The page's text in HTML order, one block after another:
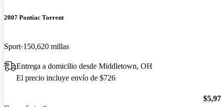
2007 Pontiac Torrent
Sport 150,620 millas
Entrega a domicilio desde Middletown, OH
El precio incluye envío de $726